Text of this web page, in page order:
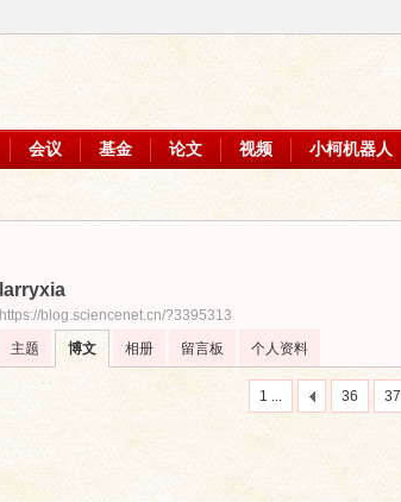
会议 基金 论文 视频 小柯机器人
larryxia
https://blog.sciencenet.cn/?3395313
主题
博文 相册 留言板 个人资料
1 ... 36 37